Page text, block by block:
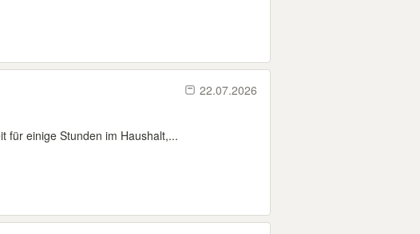
22.07.2026
für einige Stunden im Haushalt,...